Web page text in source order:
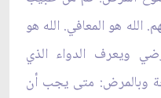
هو المعافي. الله هو
ويعرف الدواء الذي
وبالمرض: متى يجب أن